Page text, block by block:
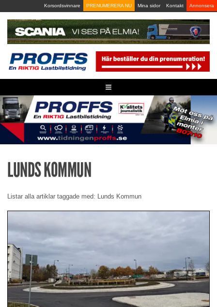
to
content
Korsordsvinnare PRENUMERERA NU Mina sidor Kontakt Annonsera
≡
LUNDS KOMMUN
Listar alla artiklar taggade med: Lunds Kommun